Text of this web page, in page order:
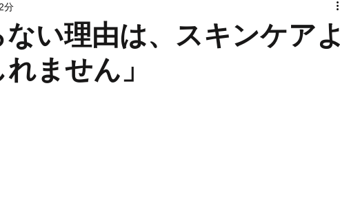
ない理由は、スキンケアよ
ません」
分